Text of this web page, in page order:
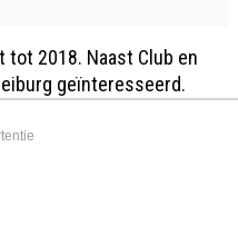
2018. Naast Club en
geïnteresseerd.